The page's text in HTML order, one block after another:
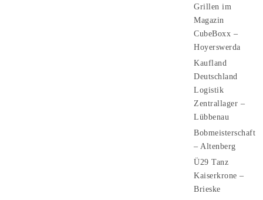
Grillen im
Magazin
CubeBoxx –
Hoyerswerda
Kaufland
Deutschland
Logistik
Zentrallager –
Lübbenau
Bobmeisterschaft
– Altenberg
Ü29 Tanz
Kaiserkrone –
Brieske